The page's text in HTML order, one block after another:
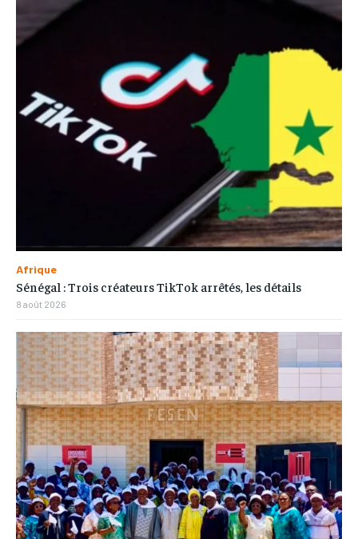
Afrique
Sénégal : Trois créateurs TikTok arrêtés, les détails
8 août 2026